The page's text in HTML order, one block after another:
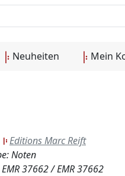
Neuheiten Mein
Editions Marc Reift
Noten
37662 / EMR 37662